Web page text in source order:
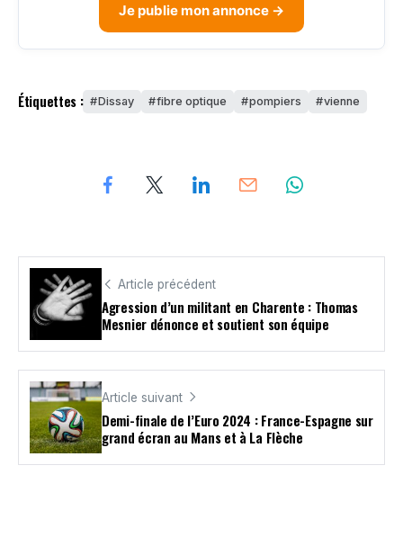
Je publie mon annonce →
Étiquettes : Dissay fibre optique pompiers vienne
Article précédent
Agression d’un militant en Charente : Thomas
Mesnier dénonce et soutient son équipe
Article suivant
Demi-finale de l’Euro 2024 : France-Espagne sur
grand écran au Mans et à La Flèche